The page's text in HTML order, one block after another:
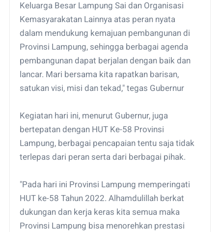
Keluarga Besar Lampung Sai dan Organisasi
Kemasyarakatan Lainnya atas peran nyata
dalam mendukung kemajuan pembangunan di
Provinsi Lampung, sehingga berbagai agenda
pembangunan dapat berjalan dengan baik dan
lancar. Mari bersama kita rapatkan barisan,
satukan visi, misi dan tekad," tegas Gubernur
Kegiatan hari ini, menurut Gubernur, juga
bertepatan dengan HUT Ke-58 Provinsi
Lampung, berbagai pencapaian tentu saja tidak
terlepas dari peran serta dari berbagai pihak.
"Pada hari ini Provinsi Lampung memperingati
HUT ke-58 Tahun 2022. Alhamdulillah berkat
dukungan dan kerja keras kita semua maka
Provinsi Lampung bisa menorehkan prestasi